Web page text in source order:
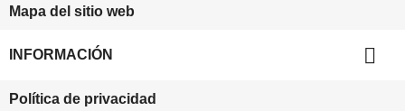
Mapa del sitio web
INFORMACIÓN 
Política de privacidad